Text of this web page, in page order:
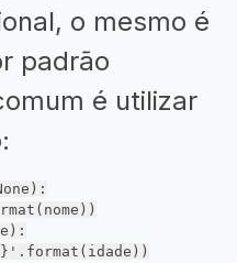
o mesmo é
padrão
é utilizar
:
):
.format(idade))